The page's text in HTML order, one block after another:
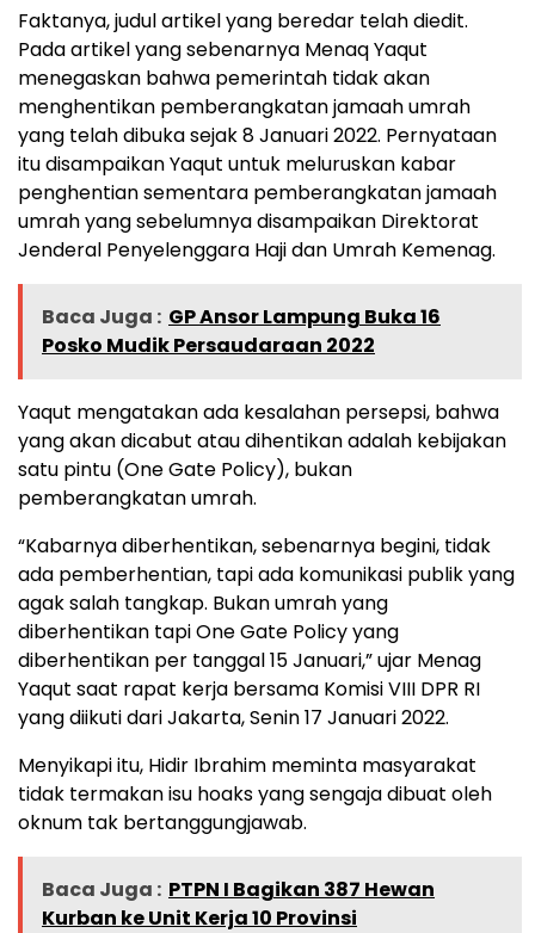
Faktanya, judul artikel yang beredar telah diedit.
Pada artikel yang sebenarnya Menaq Yaqut
menegaskan bahwa pemerintah tidak akan
menghentikan pemberangkatan jamaah umrah
yang telah dibuka sejak 8 Januari 2022. Pernyataan
itu disampaikan Yaqut untuk meluruskan kabar
penghentian sementara pemberangkatan jamaah
umrah yang sebelumnya disampaikan Direktorat
Jenderal Penyelenggara Haji dan Umrah Kemenag.
Baca Juga : GP Ansor Lampung Buka 16
Posko Mudik Persaudaraan 2022
Yaqut mengatakan ada kesalahan persepsi, bahwa
yang akan dicabut atau dihentikan adalah kebijakan
satu pintu (One Gate Policy), bukan
pemberangkatan umrah.
“Kabarnya diberhentikan, sebenarnya begini, tidak
ada pemberhentian, tapi ada komunikasi publik yang
agak salah tangkap. Bukan umrah yang
diberhentikan tapi One Gate Policy yang
diberhentikan per tanggal 15 Januari,” ujar Menag
Yaqut saat rapat kerja bersama Komisi VIII DPR RI
yang diikuti dari Jakarta, Senin 17 Januari 2022.
Menyikapi itu, Hidir Ibrahim meminta masyarakat
tidak termakan isu hoaks yang sengaja dibuat oleh
oknum tak bertanggungjawab.
Baca Juga : PTPN I Bagikan 387 Hewan
Kurban ke Unit Kerja 10 Provinsi